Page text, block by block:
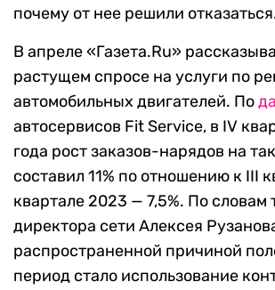
почему от нее решили
В апреле «Газета.Ru»
растущем спросе на услуги по
автомобильных двигателей. По
автосервисов Fit Service, в IV
года рост заказов-нарядов на
составил 11% по отношению к III
квартале 2023 — 7,5%. По словам
директора сети Алексея
распространенной причиной
период стало использование